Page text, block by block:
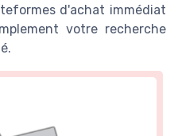
d'achat immédiat
votre recherche